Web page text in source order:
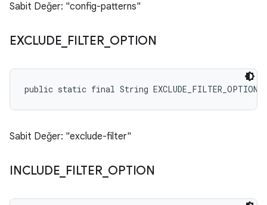
Sabit Değer: "config-patterns"
EXCLUDE FILTER_ OPTION
public static final String EXCLUDE_FILTER_OPTION
Sabit Değer: "exclude-filter"
INCLUDE FILTER_ OPTION